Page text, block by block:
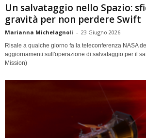
Un salvataggio nello Spazio:
gravità per non perdere Swift
Marianna Michelagnoli - 23 Giugno 2026
Risale a qualche giorno fa la teleconferenza NASA
aggiornamenti sull'operazione di salvataggio per il
Mission)